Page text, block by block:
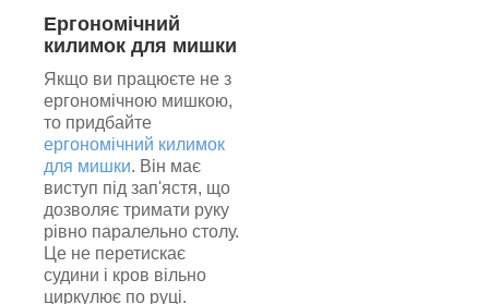
Ергономічний
килимок для мишки
Якщо ви працюєте не з
ергономічною мишкою,
то придбайте
ергономічний килимок
для мишки. Він має
виступ під зап'ястя, що
дозволяє тримати руку
рівно паралельно столу.
Це не перетискає
судини і кров вільно
циркулює по руці.